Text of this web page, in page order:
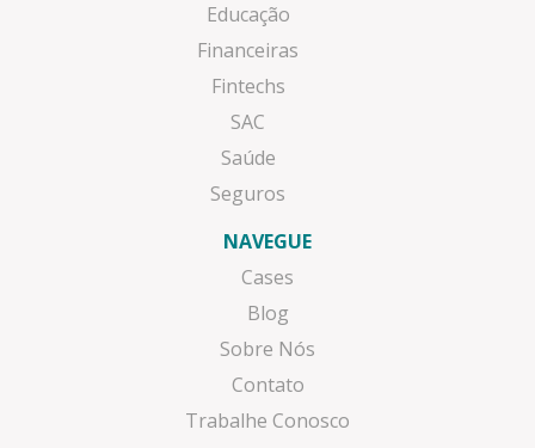
Educação
Financeiras
Fintechs
SAC
Saúde
Seguros
NAVEGUE
Cases
Blog
Sobre Nós
Contato
Trabalhe Conosco